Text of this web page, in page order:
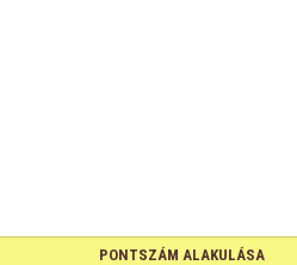
PONTSZÁM ALAKULÁSA